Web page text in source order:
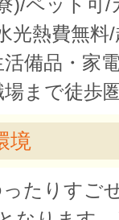
)/ペット可/
光熱費無料
備品・家
まで徒歩
境
たりすご